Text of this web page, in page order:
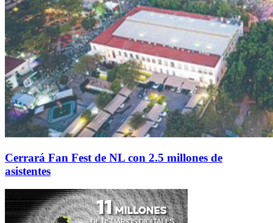
Cerrará Fan Fest de NL con 2.5 millones de
asistentes